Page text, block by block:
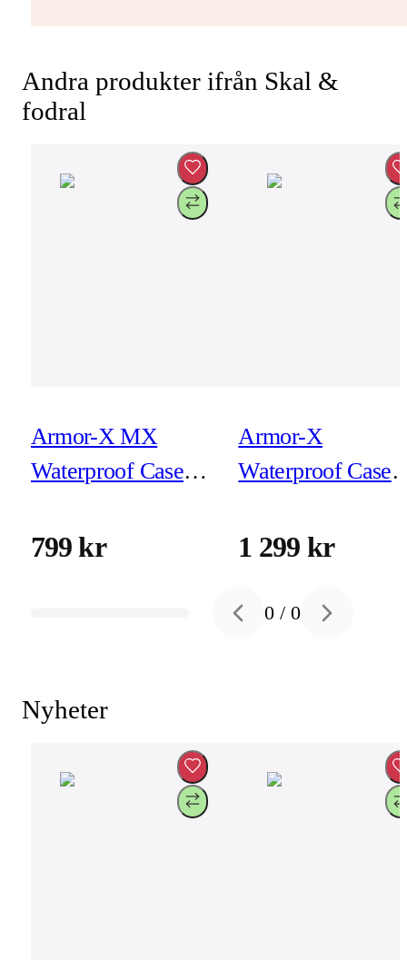
Andra produkter ifrån Skal &
fodral
Armor-X MX
Waterproof Case
799 kr
Armor-X
Waterproof Case
(M2)
1 299 kr
Previous slide
0 /0 Next slide
Nyheter